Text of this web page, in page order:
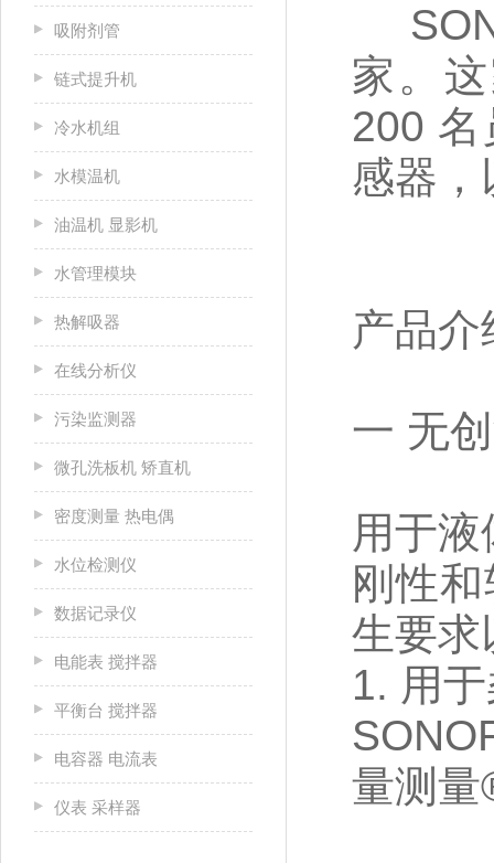
吸附剂管
链式提升机
冷水机组
水模温机
油温机 显影机
水管理模块
热解吸器
在线分析仪
污染监测器
微孔洗板机 矫直机
密度测量 热电偶
水位检测仪
数据记录仪
电能表 搅拌器
平衡台 搅拌器
电容器 电流表
仪表 采样器
家。
200
感器，
产品介
一 无
用于
刚性
生要求
1. 用
量测